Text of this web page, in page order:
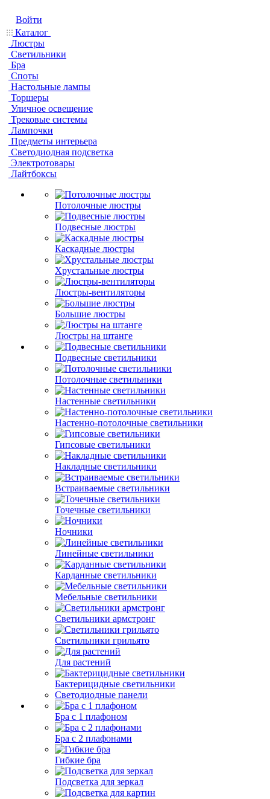
Войти
Каталог
Люстры
Светильники
Бра
Споты
Настольные лампы
Торшеры
Уличное освещение
Трековые системы
Лампочки
Предметы интерьера
Светодиодная подсветка
Электротовары
Лайтбоксы
Потолочные люстры
Подвесные люстры
Каскадные люстры
Хрустальные люстры
Люстры-вентиляторы
Большие люстры
Люстры на штанге
Подвесные светильники
Потолочные светильники
Настенные светильники
Настенно-потолочные светильники
Гипсовые светильники
Накладные светильники
Встраиваемые светильники
Точечные светильники
Ночники
Линейные светильники
Карданные светильники
Мебельные светильники
Светильники армстронг
Светильники грильято
Для растений
Бактерицидные светильники
Светодиодные панели
Бра с 1 плафоном
Бра с 2 плафонами
Гибкие бра
Подсветка для зеркал